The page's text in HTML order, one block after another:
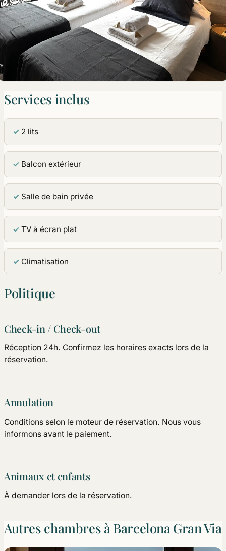
Services inclus
2 lits
Balcon extérieur
Salle de bain privée
TV à écran plat
Climatisation
Politique
Check-in / Check-out
Réception 24h. Confirmez les horaires exacts lors de la
réservation.
Annulation
Conditions selon le moteur de réservation. Nous vous
informons avant le paiement.
Animaux et enfants
À demander lors de la réservation.
Autres chambres à Barcelona Gran Via